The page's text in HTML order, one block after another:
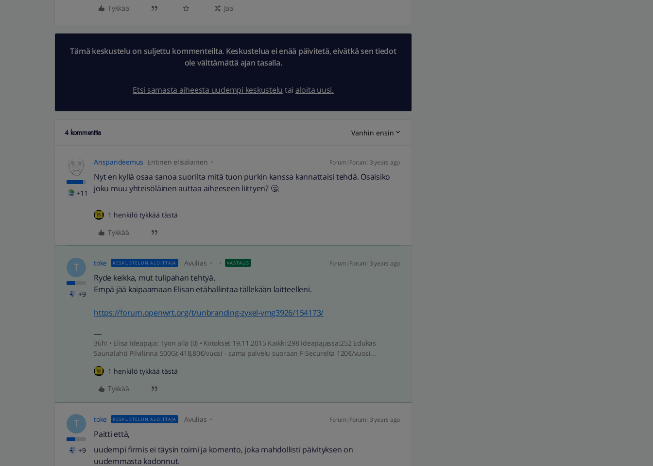
Tykkää
Jaa
Tämä keskustelu on suljettu kommenteilta. Keskustelua ei enää päivitetä, eivätkä sen tiedot
ole välttämättä ajan tasalla.
Etsi samasta aiheesta uudempi keskustelu tai aloita uusi.
4 kommenttia Vanhin ensin
+11
Anspandeemus Entinen elisalainen Forum|Forum|3 years ago
Nyt en kyllä osaa sanoa suorilta mitä tuon purkin kanssa kannattaisi tehdä. Osaisiko
joku muu yhteisöläinen auttaa aiheeseen liittyen? 🤔
1 henkilö tykkää tästä
Tykkää
T
+9
toke KESKUSTELUN ALOITTAJA Avulias VASTAUS Forum|Forum|3 years ago
Ryde keikka, mut tulipahan tehtyä.
Empä jää kaipaamaan Elisan etähallintaa tällekään laitteelleni.
https://forum.openwrt.org/t/unbranding-zyxel-vmg3926/154173/
36h! • Elisa Ideapaja: Työn alla (0) • Kiitokset 19.11.2015 Kaikki:298 Ideapajassa:252 Edukas
Saunalahti Pilvilinna 500Gt 418,80€/vuosi - sama palvelu suoraan F-Securelta 120€/vuosi...
1 henkilö tykkää tästä
Tykkää
T
+9
toke KESKUSTELUN ALOITTAJA Avulias Forum|Forum|3 years ago
Paitti että,
uudempi firmis ei täysin toimi ja komento, joka mahdollisti päivityksen on
uudemmasta kadonnut.